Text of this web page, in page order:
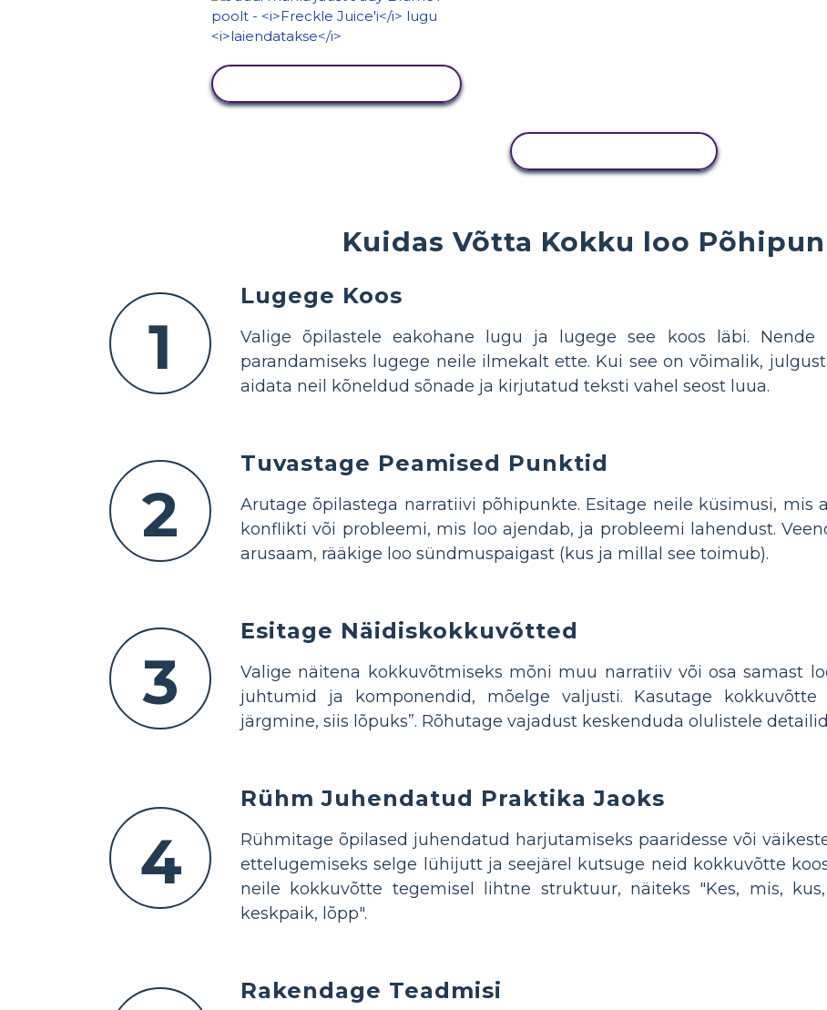
Kuidas Võtta Kokku loo
1
Lugege Koos
Valige õpilastele eakohane lugu ja lugege see koos läbi. Nende
parandamiseks lugege neile ilmekalt ette. Kui see on võimalik,
aidata neil kõneldud sõnade ja kirjutatud teksti vahel seost luua.
2
Tuvastage Peamised Punktid
Arutage õpilastega narratiivi põhipunkte. Esitage neile küsimusi, mis
konflikti või probleemi, mis loo ajendab, ja probleemi lahendust.
arusaam, rääkige loo sündmuspaigast (kus ja millal see toimub).
3
Esitage Näidiskokkuvõtted
Valige näitena kokkuvõtmiseks mõni muu narratiiv või osa samast
juhtumid ja komponendid, mõelge valjusti. Kasutage kokkuvõtte
järgmine, siis lõpuks”. Rõhutage vajadust keskenduda olulistele
4
Rühm Juhendatud Praktika Jaoks
Rühmitage õpilased juhendatud harjutamiseks paaridesse või
ettelugemiseks selge lühijutt ja seejärel kutsuge neid kokkuvõtte
neile kokkuvõtte tegemisel lihtne struktuur, näiteks "Kes, mis,
keskpaik, lõpp".
Rakendage Teadmisi